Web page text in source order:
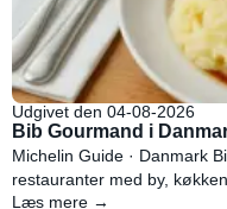
Udgivet den 04-08-2026
Bib Gourmand i
Michelin Guide · Danmark
restauranter med by, køkken
Læs mere →